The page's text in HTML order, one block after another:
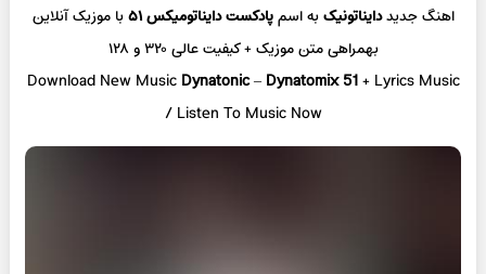
اهنگ جدیددایناتونیکبه اسمپادکست دایناتومیکس ۵۱
با موزیک آنلاین
بهمراهی متن موزیک + کیفیت عالی ۳۲۰ و ۱۲۸
Download New Music Dynatonic–Dynatomix 51+ Lyrics Music
/ Listen To Music Now